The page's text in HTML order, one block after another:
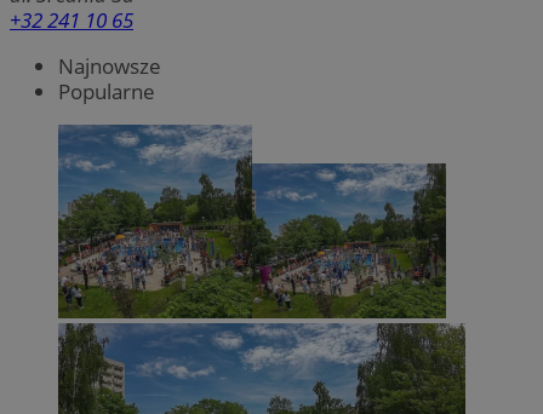
+32 241 10 65
Najnowsze
Popularne